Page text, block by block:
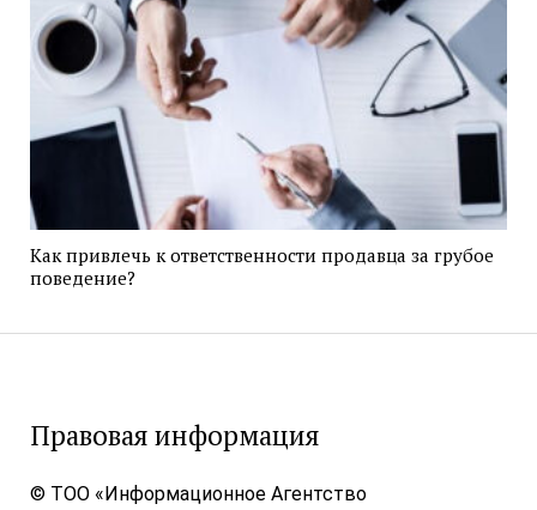
Как привлечь к ответственности продавца за грубое
поведение?
Правовая информация
© ТОО «Информационное Агентство